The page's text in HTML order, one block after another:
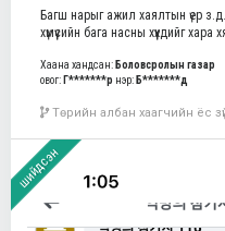
Багш нарыг ажил хаялтын үер
хүмүүсийн бага насны хүүхдийг
Хаана хандсан: Боловсролын газар
овог: Г*******р нэр: Б*******д
Төрийн албан хаагчийн ёс
шийдсэн